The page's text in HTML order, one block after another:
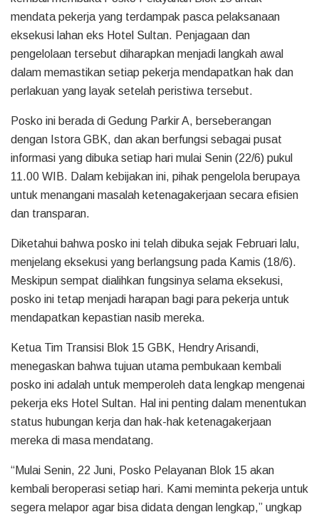
mendata pekerja yang terdampak pasca pelaksanaan
eksekusi lahan eks Hotel Sultan. Penjagaan dan
pengelolaan tersebut diharapkan menjadi langkah awal
dalam memastikan setiap pekerja mendapatkan hak dan
perlakuan yang layak setelah peristiwa tersebut.
Posko ini berada di Gedung Parkir A, berseberangan
dengan Istora GBK, dan akan berfungsi sebagai pusat
informasi yang dibuka setiap hari mulai Senin (22/6) pukul
11.00 WIB. Dalam kebijakan ini, pihak pengelola berupaya
untuk menangani masalah ketenagakerjaan secara efisien
dan transparan.
Diketahui bahwa posko ini telah dibuka sejak Februari lalu,
menjelang eksekusi yang berlangsung pada Kamis (18/6).
Meskipun sempat dialihkan fungsinya selama eksekusi,
posko ini tetap menjadi harapan bagi para pekerja untuk
mendapatkan kepastian nasib mereka.
Ketua Tim Transisi Blok 15 GBK, Hendry Arisandi,
menegaskan bahwa tujuan utama pembukaan kembali
posko ini adalah untuk memperoleh data lengkap mengenai
pekerja eks Hotel Sultan. Hal ini penting dalam menentukan
status hubungan kerja dan hak-hak ketenagakerjaan
mereka di masa mendatang.
“Mulai Senin, 22 Juni, Posko Pelayanan Blok 15 akan
kembali beroperasi setiap hari. Kami meminta pekerja untuk
segera melapor agar bisa didata dengan lengkap,” ungkap